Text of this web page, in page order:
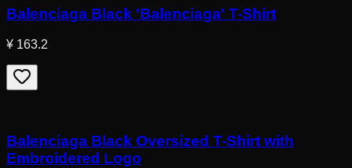
Balenciaga Black 'Balenciaga' T-Shirt
¥ 163.2
Balenciaga Black Oversized T-Shirt with
Embroidered Logo